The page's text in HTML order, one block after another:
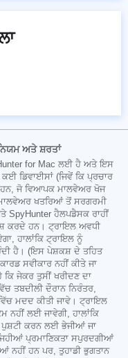
ਅਤੇ ਸ਼ਰਤਾਂ
for Mac ਲਈ ਹੈ ਅਤੇ ਇਸ
ਡਿਵਾਈਸਾਂ (ਜਿਵੇਂ ਕਿ ਪ੍ਰਚਾਰ
ਜੋ ਵਿਆਪਕ ਮਾਲਵੇਅਰ ਖੋਜ
ਖਤਰਿਆਂ ਤੋਂ ਸਰਗਰਮੀ
ਹੈਲਪਡੈਸਕ ਰਾਹੀਂ
ਕਰਦੇ ਹਨ। ਟ੍ਰਾਇਲ ਅਵਧੀ
ਹਾਲਾਂਕਿ ਟ੍ਰਾਇਲ ਨੂੰ
ਹੈ। (ਇਸ ਪੇਸ਼ਕਸ਼ ਦੇ ਤਹਿਤ
ਸਵੀਕਾਰ ਨਹੀਂ ਕੀਤੇ ਜਾ
ਜੇਕਰ ਤੁਸੀਂ ਖਰੀਦਣ ਦਾ
ਤਬਦੀਲੀ ਦੌਰਾਨ ਨਿਰੰਤਰ,
ਮਦਦ ਕੀਤੀ ਜਾਵੇ। ਟ੍ਰਾਇਲ
ਨਹੀਂ ਲਈ ਜਾਵੇਗੀ, ਹਾਲਾਂਕਿ
ਪੁਸ਼ਟੀ ਕਰਨ ਲਈ ਭੇਜੀਆਂ ਜਾ
ਪ੍ਰਮਾਣਿਕਤਾ ਸਪੁਰਦਗੀਆਂ
ਨਹੀਂ ਹਨ ਪਰ, ਤੁਹਾਡੀ ਭੁਗਤਾਨ